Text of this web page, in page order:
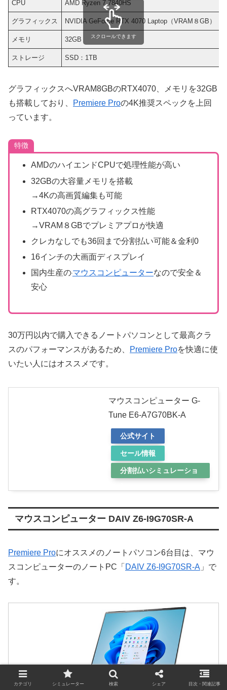
CPU AMD Ryzen 7 7840HS
グラフィックス NVIDIA GeForce RTX 4070 Laptop（VRAM８GB）
メモリ 32GB
ストレージ SSD：1TB
スクロールできます
グラフィックスへVRAM8GBのRTX4070、メモリを32GB
も搭載しており、
Premiere Proの4K推奨スペックを上回
っています。
特徴
AMDのハイエンドCPUで処理性能が高い
32GBの大容量メモリを搭載
→4Kの高画質編集も可能
RTX4070の高グラフィックス性能
→VRAM８GBでプレミアプロが快適
クレカなしでも36回まで分割払い可能＆金利0
16インチの大画面ディスプレイ
国内生産のマウスコンピューターなので安全＆
安心
30万円以内で購入できるノートパソコンとして最高クラ
スのパフォーマンスがあるため、
Premiere Proを快適に使
いたい人にはオススメです。
マウスコンピューター G-
Tune E6-A7G70BK-A
公式サイト
セール情報
分割払いシミュレーショ
マウスコンピューター DAIV Z6-I9G70SR-A
Premiere Proにオススメのノートパソコン6台目は、マウ
スコンピューターのノートPC「 DAIV Z6-I9G70SR-A 」で
す。
カテゴリ シミュレーター 検索 シェア 目次・関連記事